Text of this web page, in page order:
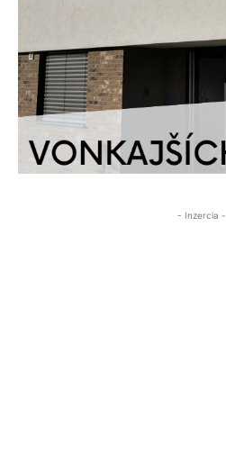
- Inzercia -